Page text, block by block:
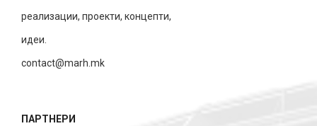
реализации, проекти, концепти,
идеи.
contact@marh.mk
ПАРТНЕРИ